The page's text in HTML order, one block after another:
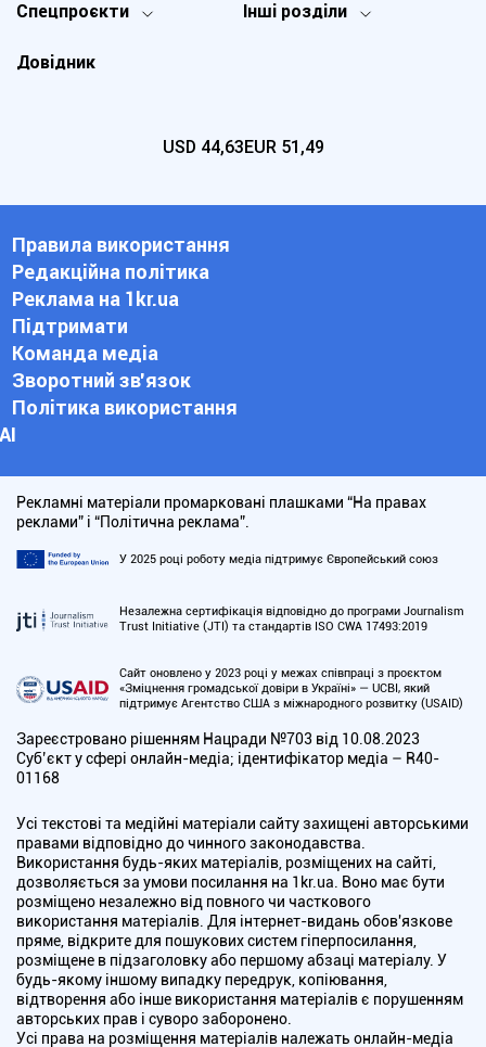
Спецпроєкти Інші розділи
Довідник
USD 44,63EUR 51,49
Правила використання
Редакційна політика
Реклама на 1kr.ua
Підтримати
Команда медіа
Зворотний зв'язок
Політика використання
АІ
Рекламні матеріали промарковані плашками “На правах
реклами” і “Політична реклама”.
У 2025 році роботу медіа підтримує Європейський союз
Незалежна сертифікація відповідно до програми Journalism
Trust Initiative (JTI) та стандартів ISO CWA 17493:2019
Сайт оновлено у 2023 році у межах співпраці з проєктом
«Зміцнення громадської довіри в Україні» — UCBI, який
підтримує Агентство США з міжнародного розвитку (USAID)
Зареєстровано рішенням Нацради №703 від 10.08.2023
Cуб’єкт у сфері онлайн-медіа; ідентифікатор медіа – R40-
01168
Усі текстові та медійні матеріали сайту захищені авторськими
правами відповідно до чинного законодавства.
Використання будь-яких матеріалів, розміщених на сайті,
дозволяється за умови посилання на 1kr.ua. Воно має бути
розміщено незалежно від повного чи часткового
використання матеріалів. Для інтернет-видань обов'язкове
пряме, відкрите для пошукових систем гіперпосилання,
розміщене в підзаголовку або першому абзаці матеріалу. У
будь-якому іншому випадку передрук, копіювання,
відтворення або інше використання матеріалів є порушенням
авторських прав і суворо заборонено.
Усі права на розміщення матеріалів належать онлайн-медіа